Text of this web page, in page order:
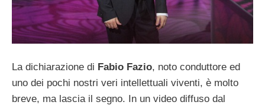
La dichiarazione di Fabio Fazio, noto conduttore ed
uno dei pochi nostri veri intellettuali viventi, è molto
breve, ma lascia il segno. In un video diffuso dal